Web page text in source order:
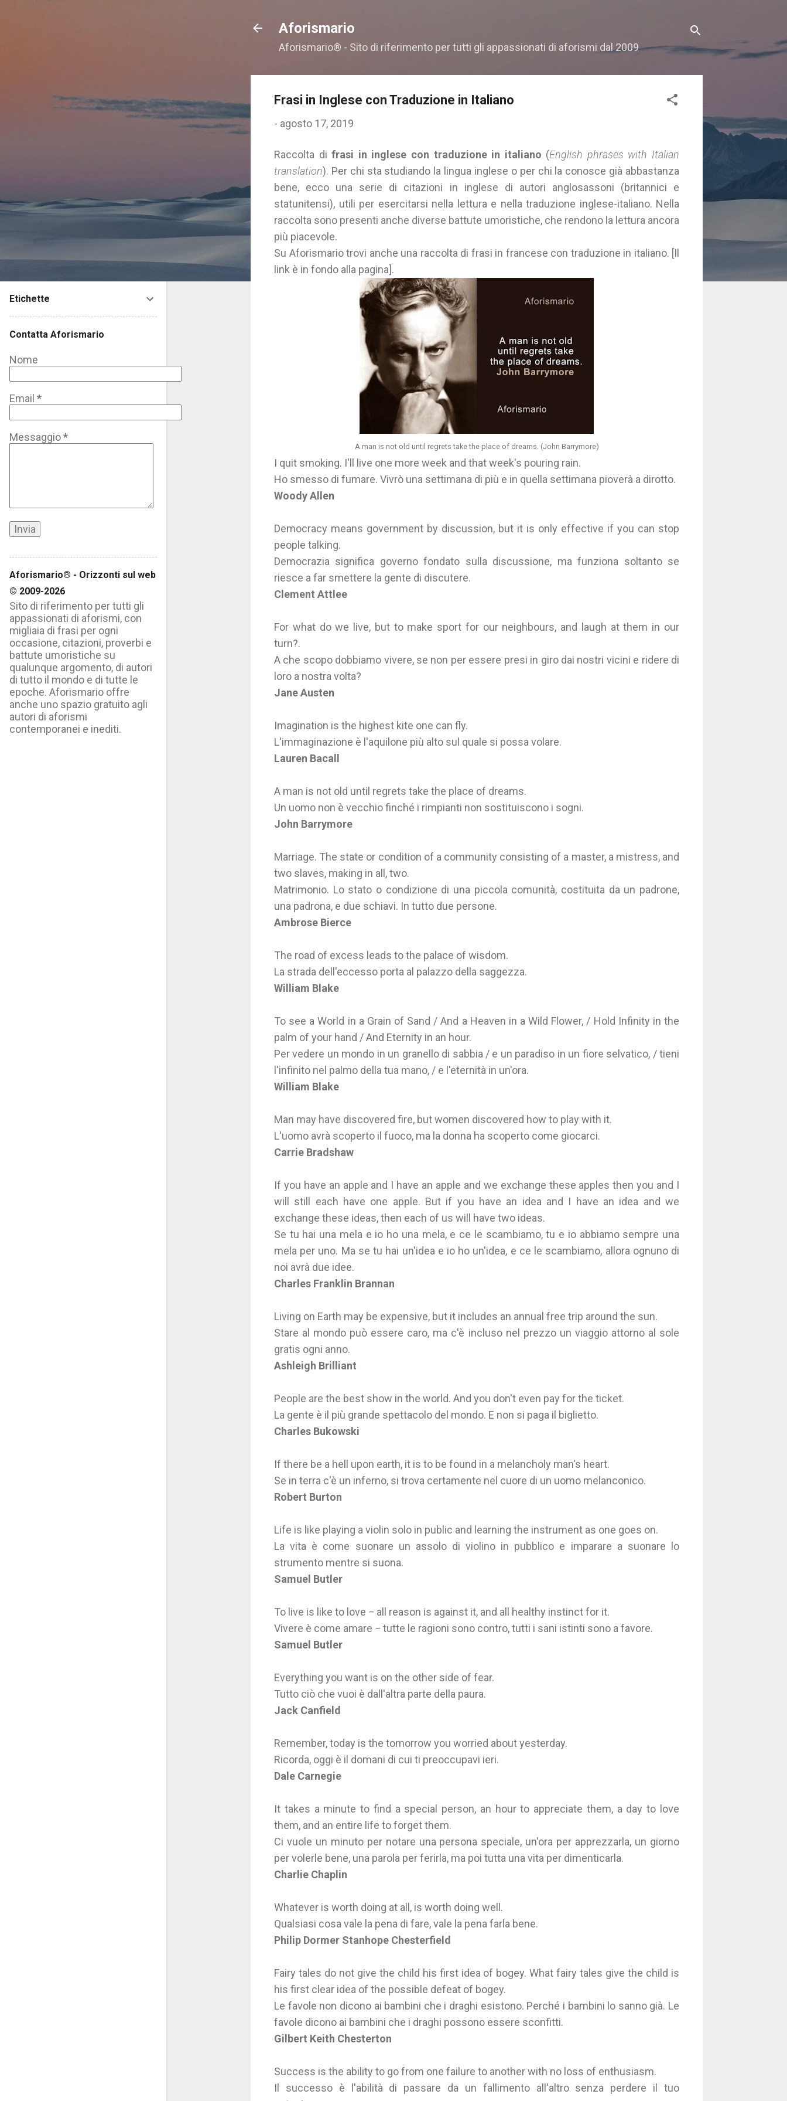
Aforismario
Aforismario® - Sito di riferimento per tutti gli appassionati di aforismi dal 2009
Frasi in Inglese con Traduzione in Italiano
- agosto 17, 2019
Raccolta difrasi in inglese con traduzione in italiano (English phrases with Italian
translation). Per chi sta studiando la lingua inglese o per chi la conosce già abbastanza
bene, ecco una serie di citazioni in inglese di autori anglosassoni (britannici e
statunitensi), utili per esercitarsi nella lettura e nella traduzione inglese-italiano. Nella
raccolta sono presenti anche diverse battute umoristiche, che rendono la lettura ancora
più piacevole.
Su Aforismario trovi anche una raccolta di frasi in francese con traduzione in italiano. [Il
link è in fondo alla pagina].
A man is not old until regrets take the place of dreams. (John Barrymore)
I quit smoking. I'll live one more week and that week's pouring rain.
Ho smesso di fumare. Vivrò una settimana di più e in quella settimana pioverà a dirotto.
Woody Allen
Democracy means government by discussion, but it is only effective if you can stop
people talking.
Democrazia significa governo fondato sulla discussione, ma funziona soltanto se
riesce a far smettere la gente di discutere.
Clement Attlee
For what do we live, but to make sport for our neighbours, and laugh at them in our
turn?.
A che scopo dobbiamo vivere, se non per essere presi in giro dai nostri vicini e ridere di
loro a nostra volta?
Jane Austen
Imagination is the highest kite one can fly.
L'immaginazione è l'aquilone più alto sul quale si possa volare.
Lauren Bacall
A man is not old until regrets take the place of dreams.
Un uomo non è vecchio finché i rimpianti non sostituiscono i sogni.
John Barrymore
Marriage. The state or condition of a community consisting of a master, a mistress, and
two slaves, making in all, two.
Matrimonio. Lo stato o condizione di una piccola comunità, costituita da un padrone,
una padrona, e due schiavi. In tutto due persone.
Ambrose Bierce
The road of excess leads to the palace of wisdom.
La strada dell'eccesso porta al palazzo della saggezza.
William Blake
To see a World in a Grain of Sand / And a Heaven in a Wild Flower, / Hold Infinity in the
palm of your hand / And Eternity in an hour.
Per vedere un mondo in un granello di sabbia / e un paradiso in un fiore selvatico, / tieni
l'infinito nel palmo della tua mano, / e l'eternità in un'ora.
William Blake
Man may have discovered fire, but women discovered how to play with it.
L'uomo avrà scoperto il fuoco, ma la donna ha scoperto come giocarci.
Carrie Bradshaw
If you have an apple and I have an apple and we exchange these apples then you and I
will still each have one apple. But if you have an idea and I have an idea and we
exchange these ideas, then each of us will have two ideas.
Se tu hai una mela e io ho una mela, e ce le scambiamo, tu e io abbiamo sempre una
mela per uno. Ma se tu hai un'idea e io ho un'idea, e ce le scambiamo, allora ognuno di
noi avrà due idee.
Charles Franklin Brannan
Living on Earth may be expensive, but it includes an annual free trip around the sun.
Stare al mondo può essere caro, ma c'è incluso nel prezzo un viaggio attorno al sole
gratis ogni anno.
Ashleigh Brilliant
People are the best show in the world. And you don't even pay for the ticket.
La gente è il più grande spettacolo del mondo. E non si paga il biglietto.
Charles Bukowski
If there be a hell upon earth, it is to be found in a melancholy man's heart.
Se in terra c'è un inferno, si trova certamente nel cuore di un uomo melanconico.
Robert Burton
Life is like playing a violin solo in public and learning the instrument as one goes on.
La vita è come suonare un assolo di violino in pubblico e imparare a suonare lo
strumento mentre si suona.
Samuel Butler
To live is like to love − all reason is against it, and all healthy instinct for it.
Vivere è come amare − tutte le ragioni sono contro, tutti i sani istinti sono a favore.
Samuel Butler
Everything you want is on the other side of fear.
Tutto ciò che vuoi è dall'altra parte della paura.
Jack Canfield
Remember, today is the tomorrow you worried about yesterday.
Ricorda, oggi è il domani di cui ti preoccupavi ieri.
Dale Carnegie
It takes a minute to find a special person, an hour to appreciate them, a day to love
them, and an entire life to forget them.
Ci vuole un minuto per notare una persona speciale, un'ora per apprezzarla, un giorno
per volerle bene, una parola per ferirla, ma poi tutta una vita per dimenticarla.
Charlie Chaplin
Whatever is worth doing at all, is worth doing well.
Qualsiasi cosa vale la pena di fare, vale la pena farla bene.
Philip Dormer Stanhope Chesterfield
Fairy tales do not give the child his first idea of bogey. What fairy tales give the child is
his first clear idea of the possible defeat of bogey.
Le favole non dicono ai bambini che i draghi esistono. Perché i bambini lo sanno già. Le
favole dicono ai bambini che i draghi possono essere sconfitti.
Gilbert Keith Chesterton
Success is the ability to go from one failure to another with no loss of enthusiasm.
Il successo è l'abilità di passare da un fallimento all'altro senza perdere il tuo
Etichette
Contatta Aforismario
Nome
Email *
Messaggio*
Aforismario® - Orizzonti sul web
© 2009-2026
Sito di riferimento per tutti gli
appassionati di aforismi, con
migliaia di frasi per ogni
occasione, citazioni, proverbi e
battute umoristiche su
qualunque argomento, di autori
di tutto il mondo e di tutte le
epoche. Aforismario offre
anche uno spazio gratuito agli
autori di aforismi
contemporanei e inediti.